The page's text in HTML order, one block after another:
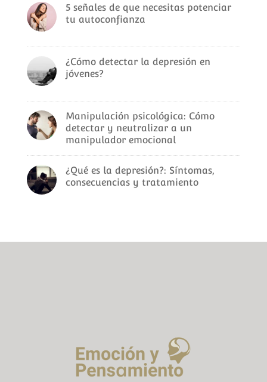
5 señales de que necesitas potenciar
tu autoconfianza
¿Cómo detectar la depresión en
jóvenes?
Manipulación psicológica: Cómo
detectar y neutralizar a un
manipulador emocional
¿Qué es la depresión?: Síntomas,
consecuencias y tratamiento